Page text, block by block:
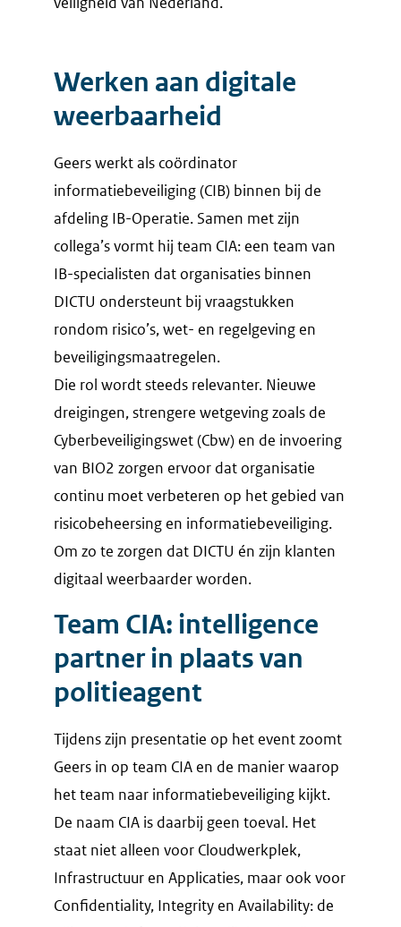
Werken aan digitale
weerbaarheid
Geers werkt als coördinator
informatiebeveiliging (CIB) binnen bij de
afdeling IB-Operatie. Samen met zijn
collega’s vormt hij team CIA: een team van
IB-specialisten dat organisaties binnen
DICTU ondersteunt bij vraagstukken
rondom risico’s, wet- en regelgeving en
beveiligingsmaatregelen.
Die rol wordt steeds relevanter. Nieuwe
dreigingen, strengere wetgeving zoals de
Cyberbeveiligingswet (Cbw) en de invoering
van BIO2 zorgen ervoor dat organisatie
continu moet verbeteren op het gebied van
risicobeheersing en informatiebeveiliging.
Om zo te zorgen dat DICTU én zijn klanten
digitaal weerbaarder worden.
Team CIA: intelligence
partner in plaats van
politieagent
Tijdens zijn presentatie op het event zoomt
Geers in op team CIA en de manier waarop
het team naar informatiebeveiliging kijkt.
De naam CIA is daarbij geen toeval. Het
staat niet alleen voor Cloudwerkplek,
Infrastructuur en Applicaties, maar ook voor
Confidentiality, Integrity en Availability: de